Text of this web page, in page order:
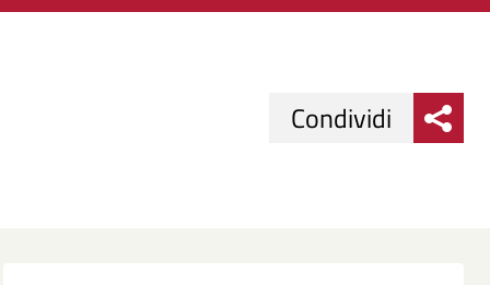
Condividi